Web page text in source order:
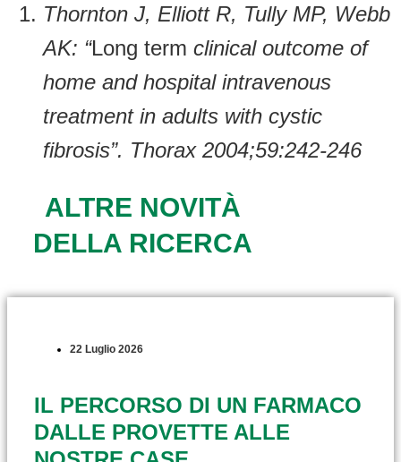
Thornton J, Elliott R, Tully MP, Webb
AK: “Long term clinical outcome of
home and hospital intravenous
treatment in adults with cystic
fibrosis”. Thorax 2004;59:242-246
ALTRE NOVITÀ
DELLA RICERCA
22 Luglio 2026
IL PERCORSO DI UN FARMACO
DALLE PROVETTE ALLE